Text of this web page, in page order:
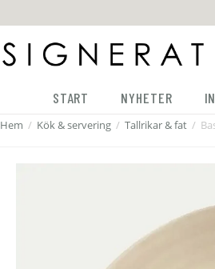
START NYHETER
Hem / Kök & servering / Tallrikar & fat /